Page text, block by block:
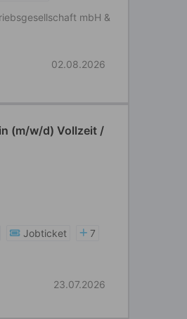
mbH &
02.08.2026
(m/w/d) Vollzeit /
Jobticket
7
23.07.2026